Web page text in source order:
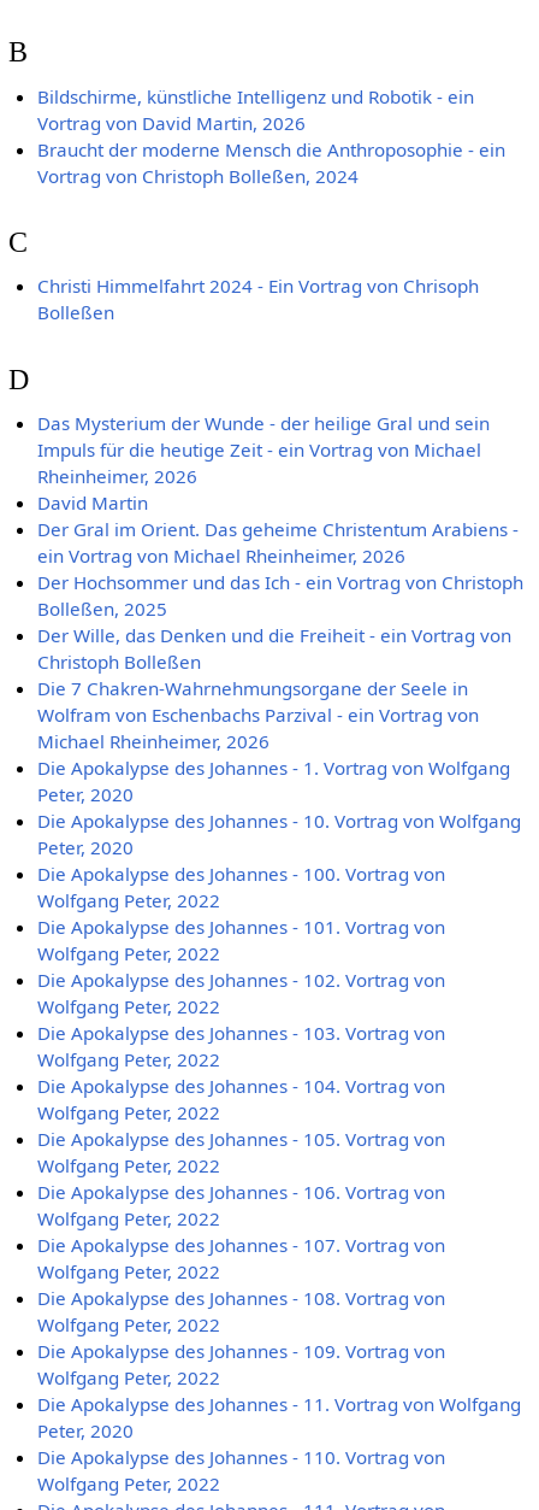
B
Bildschirme, künstliche Intelligenz und Robotik - ein
Vortrag von David Martin, 2026
Braucht der moderne Mensch die Anthroposophie - ein
Vortrag von Christoph Bolleßen, 2024
C
Christi Himmelfahrt 2024 - Ein Vortrag von Chrisoph
Bolleßen
D
Das Mysterium der Wunde - der heilige Gral und sein
Impuls für die heutige Zeit - ein Vortrag von Michael
Rheinheimer, 2026
David Martin
Der Gral im Orient. Das geheime Christentum Arabiens -
ein Vortrag von Michael Rheinheimer, 2026
Der Hochsommer und das Ich - ein Vortrag von Christoph
Bolleßen, 2025
Der Wille, das Denken und die Freiheit - ein Vortrag von
Christoph Bolleßen
Die 7 Chakren-Wahrnehmungsorgane der Seele in
Wolfram von Eschenbachs Parzival - ein Vortrag von
Michael Rheinheimer, 2026
Die Apokalypse des Johannes - 1. Vortrag von Wolfgang
Peter, 2020
Die Apokalypse des Johannes - 10. Vortrag von Wolfgang
Peter, 2020
Die Apokalypse des Johannes - 100. Vortrag von
Wolfgang Peter, 2022
Die Apokalypse des Johannes - 101. Vortrag von
Wolfgang Peter, 2022
Die Apokalypse des Johannes - 102. Vortrag von
Wolfgang Peter, 2022
Die Apokalypse des Johannes - 103. Vortrag von
Wolfgang Peter, 2022
Die Apokalypse des Johannes - 104. Vortrag von
Wolfgang Peter, 2022
Die Apokalypse des Johannes - 105. Vortrag von
Wolfgang Peter, 2022
Die Apokalypse des Johannes - 106. Vortrag von
Wolfgang Peter, 2022
Die Apokalypse des Johannes - 107. Vortrag von
Wolfgang Peter, 2022
Die Apokalypse des Johannes - 108. Vortrag von
Wolfgang Peter, 2022
Die Apokalypse des Johannes - 109. Vortrag von
Wolfgang Peter, 2022
Die Apokalypse des Johannes - 11. Vortrag von Wolfgang
Peter, 2020
Die Apokalypse des Johannes - 110. Vortrag von
Wolfgang Peter, 2022